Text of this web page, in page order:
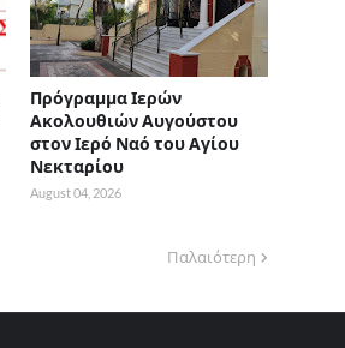
Πρόγραμμα Ιερών
Ακολουθιών Αυγούστου
στον Ιερό Ναό του Αγίου
Νεκταρίου
August 04, 2026
Παλαιότερη